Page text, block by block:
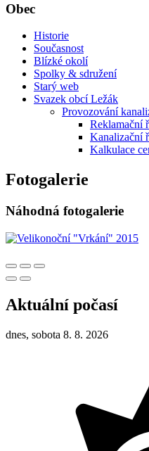
Obec
Historie
Současnost
Blízké okolí
Spolky & sdružení
Starý web
Svazek obcí Ležák
Provozování
Reklamační
Kanalizační
Kalkulace
Fotogalerie
Náhodná fotogalerie
Aktuální počasí
dnes, sobota 8. 8. 2026